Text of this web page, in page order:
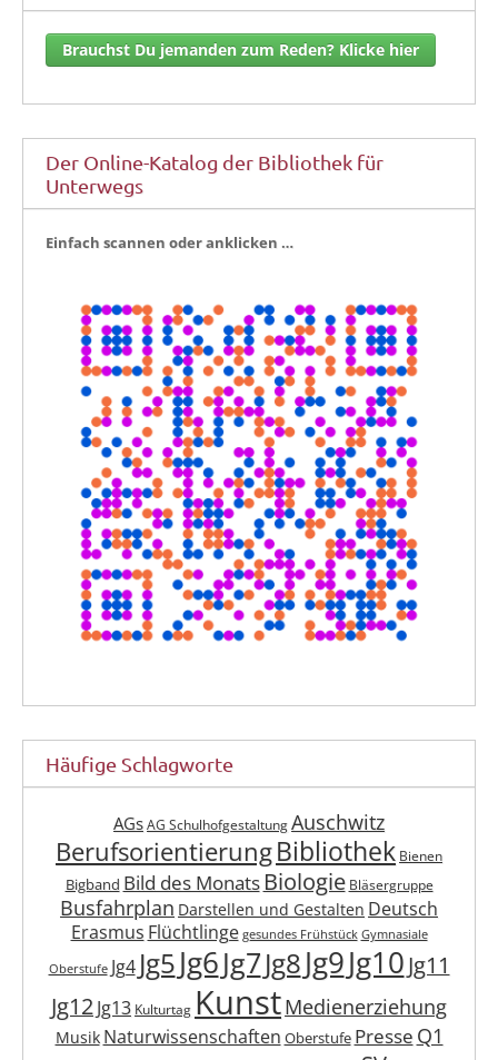
Brauchst Du jemanden zum Reden? Klicke hier
Der Online-Katalog der Bibliothek für
Unterwegs
Ein­fach scan­nen oder anklicken …
Häufige Schlagworte
AGs AG Schulhofgestaltung Auschwitz
BerufsorientierungBibliothek Bienen
Bigband Bild des Monats Biologie Bläsergruppe
Busfahrplan Darstellen und Gestalten Deutsch
Erasmus Flüchtlinge gesundes Frühstück Gymnasiale
Oberstufe Jg4 Jg5Jg6Jg7Jg8Jg9Jg10Jg11
Jg12Jg13 Kulturtag KunstMedienerziehung
Musik Naturwissenschaften Oberstufe Presse Q1